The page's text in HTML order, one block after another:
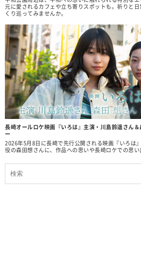
元に愛されるカフェや立ち寄りスポットも。祈りと
くり巡ってみませんか。
長崎オールロケ映画『いろは』主演・川島鈴遥さん
ー
2026年5月8日に長崎で先行公開される映画『いろは
役の森田想さんに、作品への思いや長崎ロケでの思い